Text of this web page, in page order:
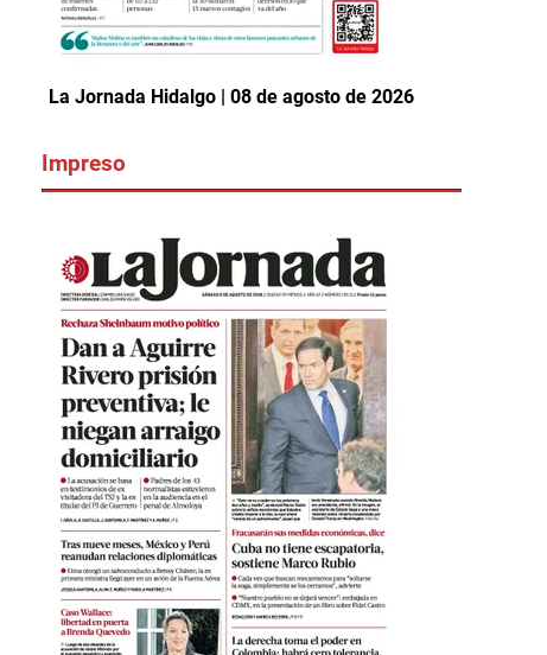
La Jornada Hidalgo | 08 de agosto de 2026
Impreso